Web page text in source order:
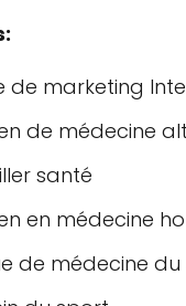
de marketing
de médecine
santé
en médecine
de médecine